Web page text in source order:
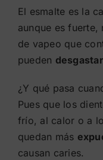
El esmalte es la
aunque es
de vapeo que
pueden
¿Y qué pasa
Pues que los
frío, al calor o a
quedan más
causan caries.